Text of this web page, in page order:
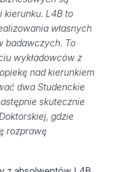
kierunku. L4B to
własnych
badawczych. To
wykładowców z
nad kierunkiem
dwa Studenckie
skutecznie
gdzie
rozprawę